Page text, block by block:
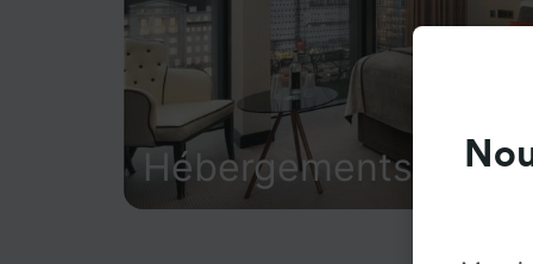
Hébergements